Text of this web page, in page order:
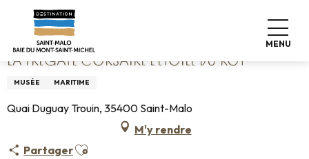
contenu
principal
MENU
Accueil La Frégate Corsaire l'Etoile du Roy
LA FRÉGATE CORSAIRE L'ETOILE DU ROY
MUSÉE MARITIME
Quai Duguay Trouin, 35400 Saint-Malo
M'y rendre
PartagerAjouter aux favoris